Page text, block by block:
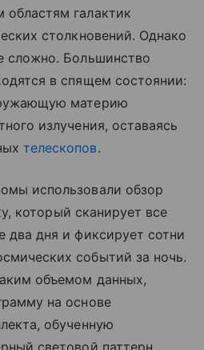
галактик
столкновений. Однако
сложно. Большинство
в спящем состоянии:
материю
излучения, оставаясь
телескопов.
использовали обзор
который сканирует все
два дня и фиксирует сотни
событий за ночь.
объемом данных,
на основе
обученную
световой паттерн